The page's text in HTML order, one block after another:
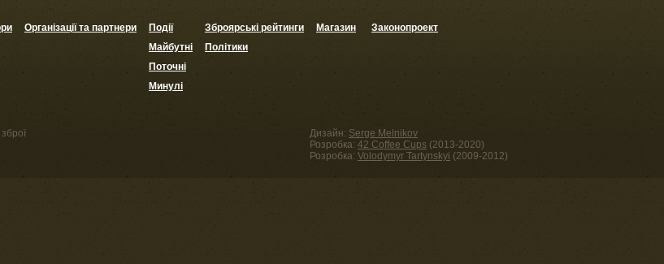
Організації та партнери
Події
Майбутні
Поточні
Минулі
Зброярські рейтинги
Політики
Магазин Законопроект
Дизайн: Serge Melnikov
Розробка: 42 Coffee Cups (2013-2020)
Розробка: Volodymyr Tartynskyi (2009-2012)